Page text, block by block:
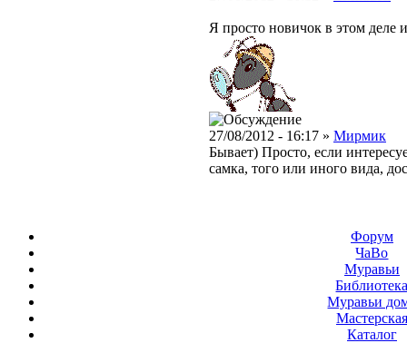
Я просто новичок в этом деле
27/08/2012 - 16:17 » Мирмик
Бывает) Просто, если
самка, того или иного вида,
Форум
ЧаВо
Муравьи
Муравьи
Мастерская
Каталог